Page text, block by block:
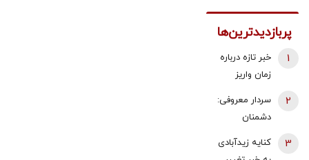
پربازدیدترین‌ها
خبر تازه درباره
زمان واریز
فروردین و
اردیبهشت
بازنشستگان
1
سردار معروفی:
دشمنان
قادر به تصرف
2
کنایه زیدآبادی
3